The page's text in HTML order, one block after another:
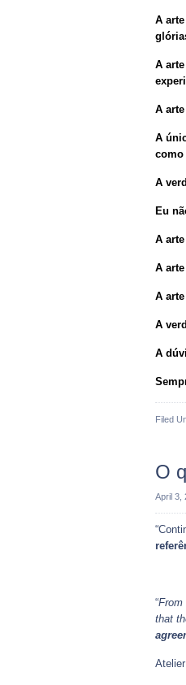
A
A
A
A
como
A
Eu
A
A
A
A
A
Filed
O
April 3,
“From
that